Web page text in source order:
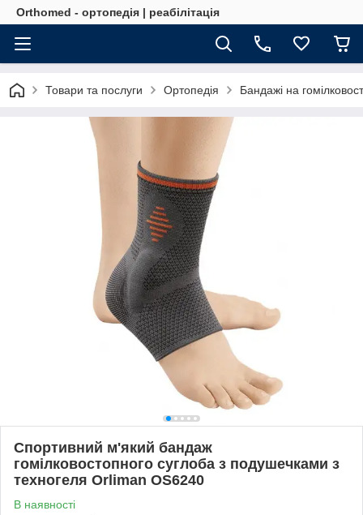
Orthomed - ортопедія | реабілітація
Товари та послуги Ортопедія Бандажі на
Спортивний м'який бандаж
гомілковостопного суглоба з подушечками з
техногеля Orliman OS6240
В наявності